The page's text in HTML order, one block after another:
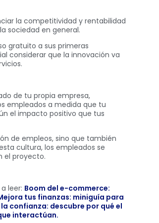
la competitividad y rentabilidad
sociedad en general.
gratuito a sus primeras
considerar que la innovación va
de tu propia empresa,
empleados a medida que tu
el impacto positivo que tus
de empleos, sino que también
cultura, los empleados se
el proyecto.
leer: Boom del e-commerce:
tus finanzas: miniguía para
la confianza: descubre por qué el
interactúan.